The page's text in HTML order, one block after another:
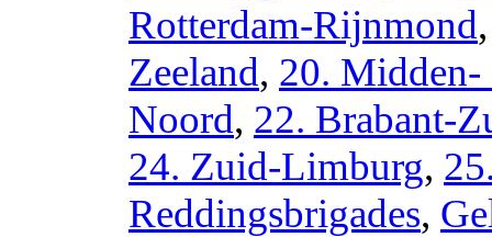
Rotterdam-Rijnmond
Zeeland, 20. Midden-
Noord, 22. Brabant-
24. Zuid-Limburg,
Reddingsbrigades,